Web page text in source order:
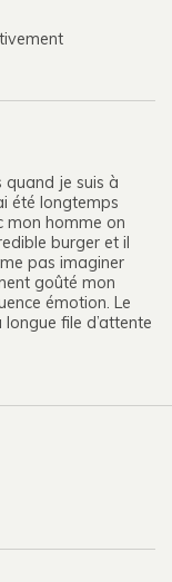
quand je suis à
été longtemps
mon homme on
burger et il
pas imaginer
goûté mon
émotion. Le
file d’attente